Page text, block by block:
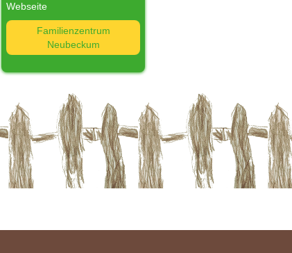
Webseite
Familienzentrum
Neubeckum